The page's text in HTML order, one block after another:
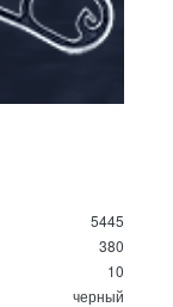
5445
380
10
черный